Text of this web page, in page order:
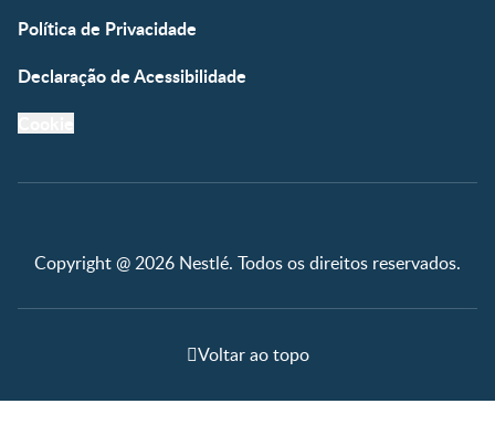
Política de Privacidade
Declaração de Acessibilidade
Copyright @ 2026 Nestlé. Todos os direitos reservados.
Voltar ao topo